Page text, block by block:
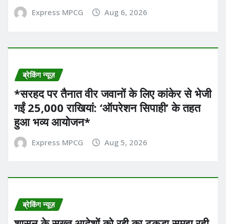
Express MPCG Aug 6, 2026
ब्रेकिंग न्यूज़
*सरहद पर तैनात वीर जवानों के लिए कांकेर से भेजी
गईं 25,000 राखियां: ‘ऑपरेशन सिपाही’ के तहत
हुआ भव्य आयोजन*
Express MPCG Aug 5, 2026
ब्रेकिंग न्यूज़